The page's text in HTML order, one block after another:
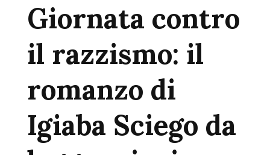
Giornata contro
il razzismo: il
romanzo di
Igiaba Sciego da